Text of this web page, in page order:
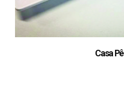
Casa